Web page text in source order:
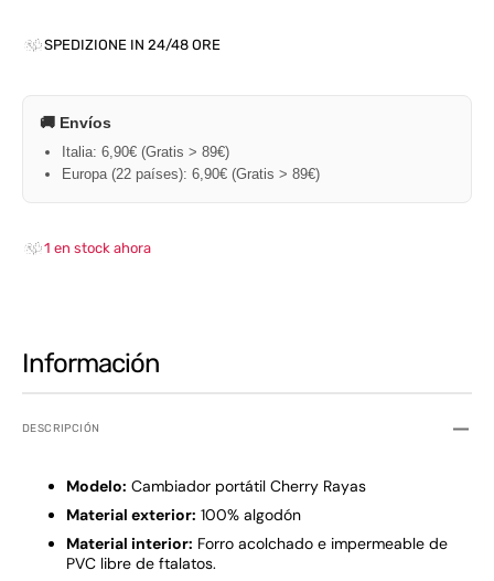
Información
DESCRIPCIÓN
Modelo: Cambiador portátil Cherry Rayas
Material exterior: 100% algodón
Material interior: Forro acolchado e impermeable de
PVC libre de ftalatos.
SPEDIZIONE IN 24/48 ORE
🚚 Envíos
Italia: 6,90€ (Gratis > 89€)
Europa (22 países): 6,90€ (Gratis > 89€)
1 en stock ahora